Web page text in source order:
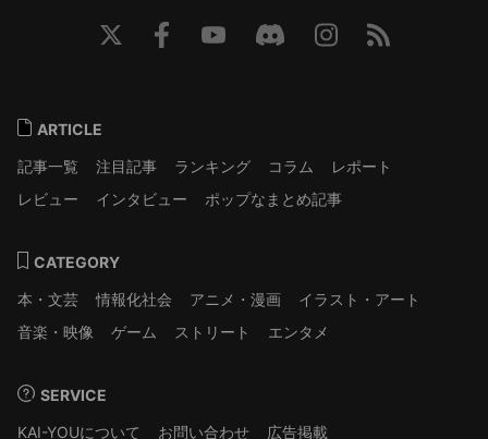
ARTICLE
記事一覧
注目記事 ランキング コラム
レポート
レビュー
インタビュー ポップなまとめ記事
CATEGORY
本・文芸
情報化社会 アニメ・漫画
イラスト・アート
音楽・映像
ゲーム ストリート エンタメ
SERVICE
KAI-YOUについて
お問い合わせ 広告掲載